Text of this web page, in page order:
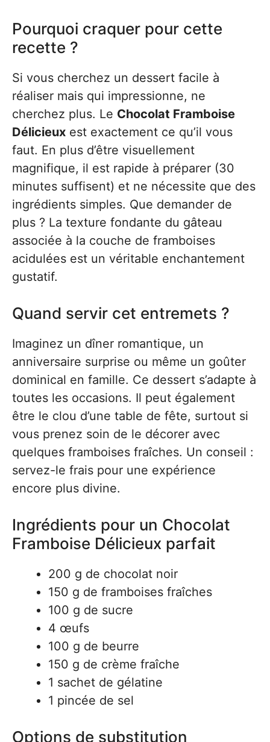
Pourquoi craquer pour cette
recette ?
Si vous cherchez un dessert facile à
réaliser mais qui impressionne, ne
cherchez plus. Le Chocolat Framboise
Délicieux est exactement ce qu’il vous
faut. En plus d’être visuellement
magnifique, il est rapide à préparer (30
minutes suffisent) et ne nécessite que des
ingrédients simples. Que demander de
plus ? La texture fondante du gâteau
associée à la couche de framboises
acidulées est un véritable enchantement
gustatif.
Quand servir cet entremets ?
Imaginez un dîner romantique, un
anniversaire surprise ou même un goûter
dominical en famille. Ce dessert s’adapte à
toutes les occasions. Il peut également
être le clou d’une table de fête, surtout si
vous prenez soin de le décorer avec
quelques framboises fraîches. Un conseil :
servez-le frais pour une expérience
encore plus divine.
Ingrédients pour un Chocolat
Framboise Délicieux parfait
200 g de chocolat noir
150 g de framboises fraîches
100 g de sucre
4 œufs
100 g de beurre
150 g de crème fraîche
1 sachet de gélatine
1 pincée de sel
Options de substitution